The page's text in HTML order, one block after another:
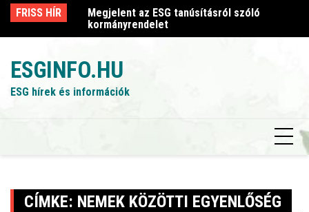
Skip
content
FRISS HÍR
szóló
Megjelent az ESG tanúsításról szóló
kormányrendelet
ESGINFO.HU
ESG hírek és információk
CÍMKE: NEMEK KÖZÖTTI EGYENLŐSÉG